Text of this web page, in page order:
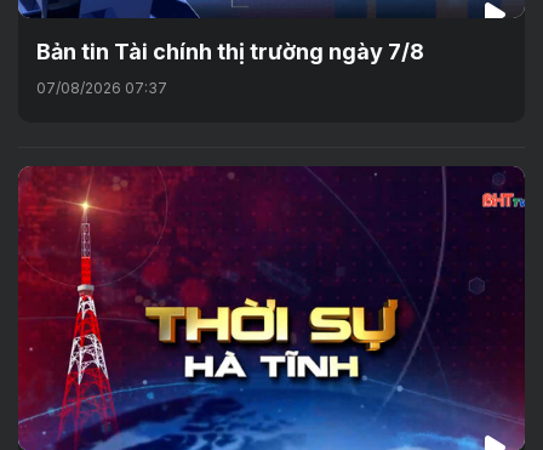
Bản tin Tài chính thị trường ngày 7/8
07/08/2026 07:37